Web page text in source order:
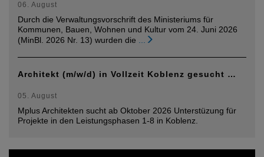
06. August
Durch die Verwaltungsvorschrift des Ministeriums für
Kommunen, Bauen, Wohnen und Kultur vom 24. Juni 2026
(MinBl. 2026 Nr. 13) wurden die
Architekt (m/w/d) in Vollzeit Koblenz gesucht …
05. August
Mplus Architekten sucht ab Oktober 2026 Unterstüzung für
Projekte in den Leistungsphasen 1-8 in Koblenz.